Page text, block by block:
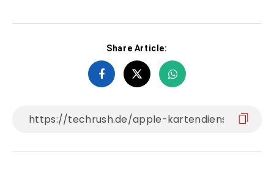
Share Article: